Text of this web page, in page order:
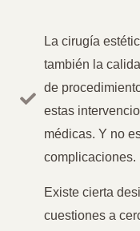
La cirugía
también la
de
estas
médicas. Y no
complicaciones.
Existe cierta
cuestiones a